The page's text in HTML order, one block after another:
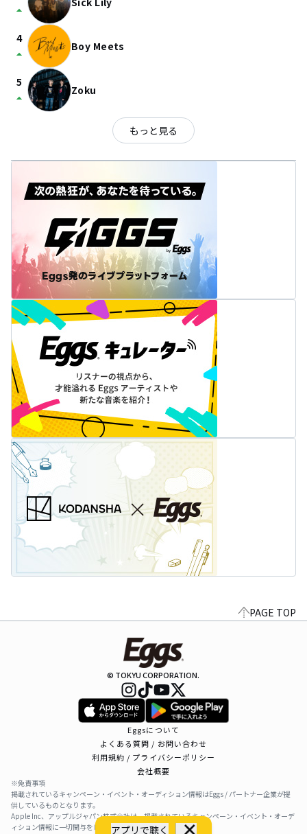
アプリで聴く
arrow_drop_up
4
arrow_drop_up Boy Meets
5
arrow_drop_up Zoku
もっと見る
PAGE TOP
© TOKYU CORPORATION.
Eggsについて
よくある質問 / お問い合わせ
利用規約 / プライバシーポリシー
会社概要
※免責事項
掲載されているキャンペーン・イベント・オーディション情報はEggs / パートナー企業が提
供しているものとなります。
Apple Inc、アップルジャパン株式会社は、掲載されているキャンペーン・イベント・オーデ
ィション情報に一切関与をしておりません。